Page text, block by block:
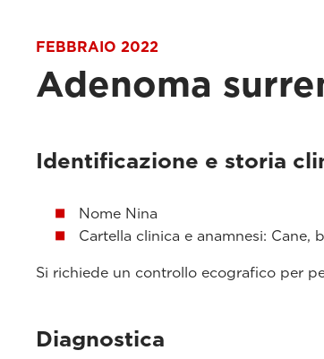
FEBBRAIO 2022
Adenoma
Identificazione e storia
Nome Nina
Cartella clinica e anamnesi: Cane,
Si richiede un controllo ecografico per
Diagnostica